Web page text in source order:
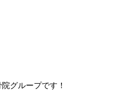
グループです！